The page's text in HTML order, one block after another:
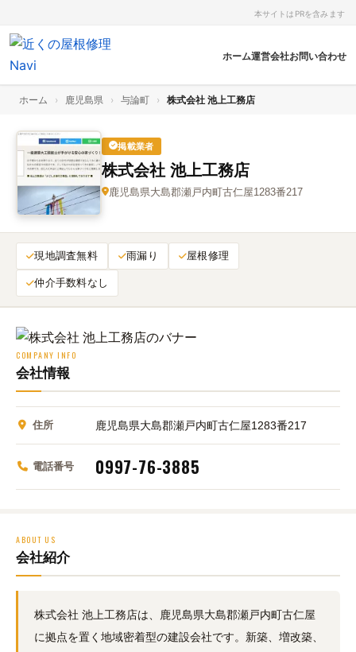
本サイトはPRを含みます
ホーム運営会社お問い合わせ
ホーム › 鹿児島県 › 与論町 › 株式会社 池上工務店
掲載業者
株式会社 池上工務店
鹿児島県大島郡瀬戸内町古仁屋1283番217
現地調査無料 雨漏り 屋根修理
仲介手数料なし
COMPANY INFO
会社情報
住所 鹿児島県大島郡瀬戸内町古仁屋1283番217
電話番号 0997-76-3885
ABOUT US
会社紹介
株式会社 池上工務店は、鹿児島県大島郡瀬戸内町古仁屋
に拠点を置く地域密着型の建設会社です。新築、増改築、